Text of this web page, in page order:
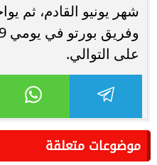
شهر يونيو القادم، ثم
على التوالي.
موضوعات متعلقة